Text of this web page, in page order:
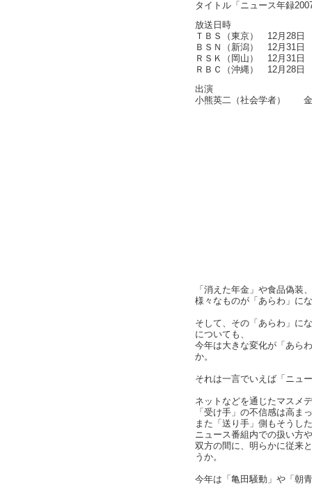
タイトル「ニュース年録
放送日時
ＴＢＳ（東京） 12月28
ＢＳＮ（新潟） 12月31
ＲＳＫ（岡山） 12月31
ＲＢＣ（沖縄） 12月28
出演
小熊英二（社会学者
「消えた年金」や食品偽装
様々なものが「あらわ」に
そして、その「あらわ」に
についても、
今年は大きな変化が「あら
か。
それは一言でいえば「ニュ
ネットなどを通じたマスメ
「受け手」の不信感は高ま
また「送り手」側もそうし
ニュース番組内での扱い方
双方の間に、明らかに従来
うか。
今年は「亀田騒動」や「朝